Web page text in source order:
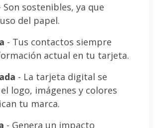
Son sostenibles, ya que
del papel.
- Tus contactos siempre
actual en tu tarjeta.
- La tarjeta digital se
logo, imágenes y colores
tu marca.
- Genera un impacto